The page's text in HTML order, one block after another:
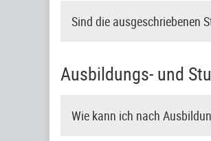
Sind die ausgeschriebenen
Ausbildungs- und
Wie kann ich nach